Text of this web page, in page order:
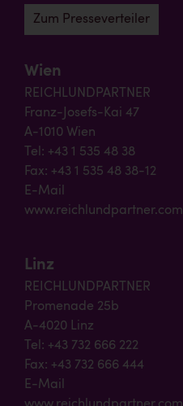
Zum Presseverteiler
Wien
REICHLUNDPARTNER
Franz-Josefs-Kai 47
A-1010 Wien
Tel: +43 1 535 48 38
Fax: +43 1 535 48 38-12
E-Mail
www.reichlundpartner.com
Linz
REICHLUNDPARTNER
Promenade 25b
A-4020 Linz
Tel: +43 732 666 222
Fax: +43 732 666 444
E-Mail